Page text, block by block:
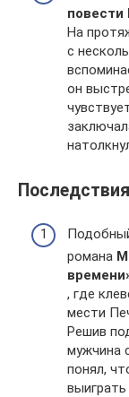
повести
На
с
он
романа
, где
мести
Решив
мужчина
понял,